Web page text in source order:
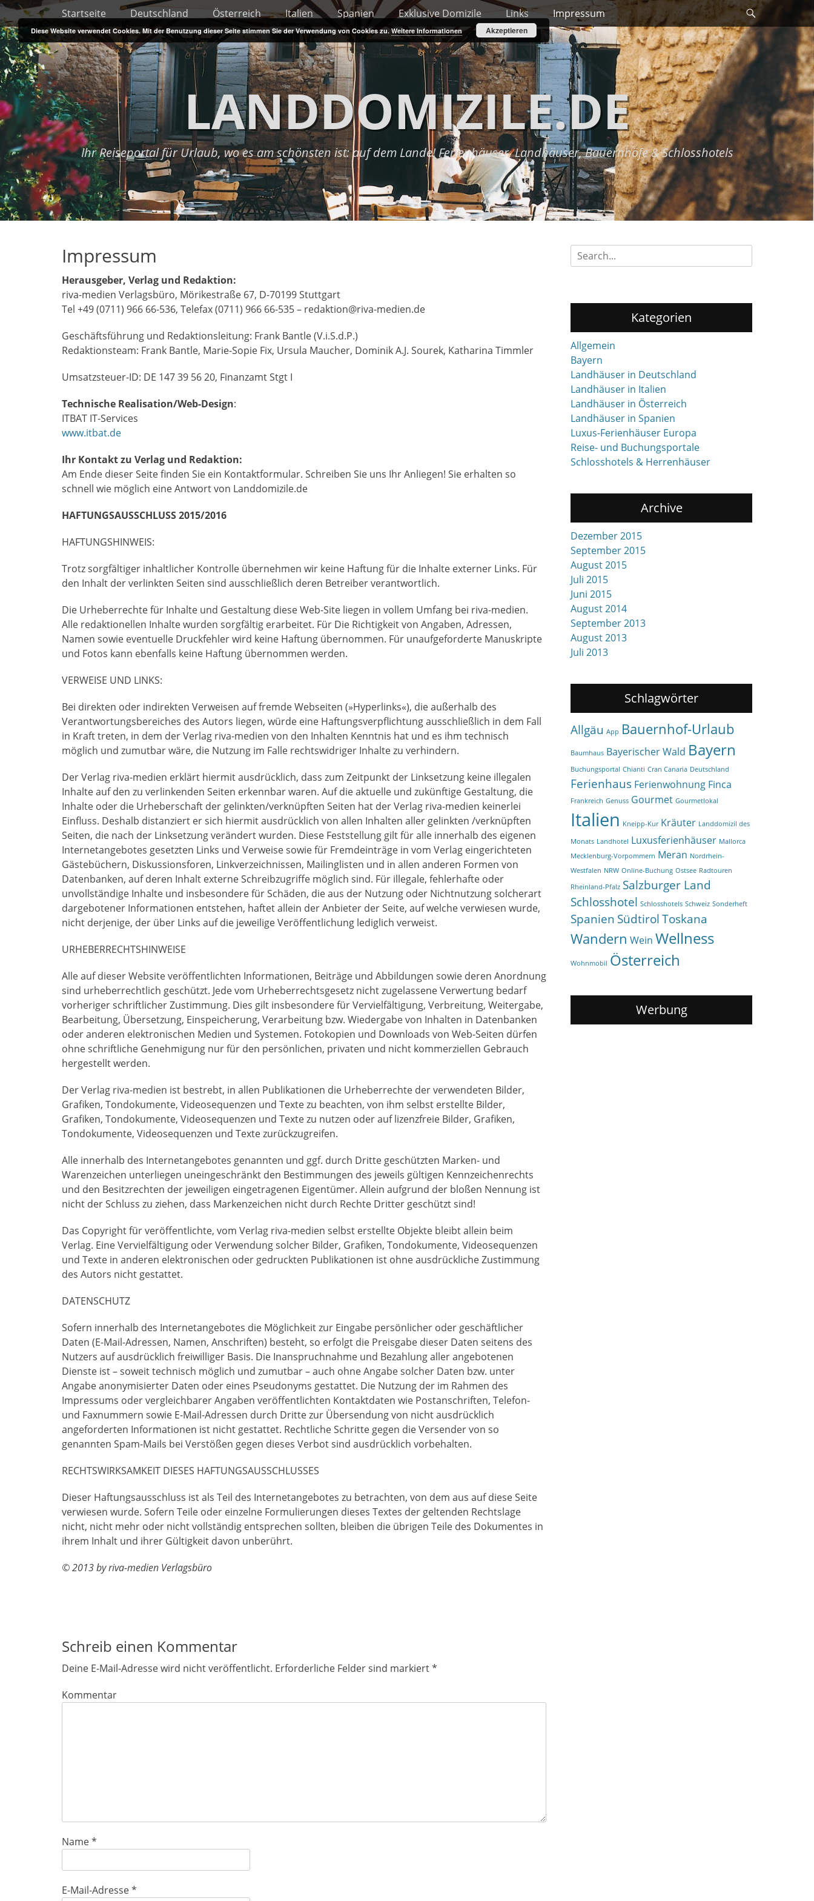
Skip
to
content
Primary Menu
Startseite Deutschland Österreich Italien Spanien Exklusive Domizile Links Impressum
Search
LANDDOMIZILE.DE
Ihr Reiseportal für Urlaub, wo es am schönsten ist: auf dem Lande! Ferienhäuser, Landhäuser, Bauernhöfe & Schlosshotels
Impressum
Herausgeber, Verlag und Redaktion:
riva-medien Verlagsbüro, Mörikestraße 67, D-70199 Stuttgart
Tel +49 (0711) 966 66-536, Telefax (0711) 966 66-535 – redaktion@riva-medien.de
Geschäftsführung und Redaktionsleitung: Frank Bantle (V.i.S.d.P.)
Redaktionsteam: Frank Bantle, Marie-Sopie Fix, Ursula Maucher, Dominik A.J. Sourek, Katharina Timmler
Umsatzsteuer-ID: DE 147 39 56 20, Finanzamt Stgt I
Technische Realisation/Web-Design:
ITBAT IT-Services
www.itbat.de
Ihr Kontakt zu Verlag und Redaktion:
Am Ende dieser Seite finden Sie ein Kontaktformular. Schreiben Sie uns Ihr Anliegen! Sie erhalten so
schnell wie möglich eine Antwort von Landdomizile.de
HAFTUNGSAUSSCHLUSS 2015/2016
HAFTUNGSHINWEIS:
Trotz sorgfältiger inhaltlicher Kontrolle übernehmen wir keine Haftung für die Inhalte externer Links. Für
den Inhalt der verlinkten Seiten sind ausschließlich deren Betreiber verantwortlich.
Die Urheberrechte für Inhalte und Gestaltung diese Web-Site liegen in vollem Umfang bei riva-medien.
Alle redaktionellen Inhalte wurden sorgfältig erarbeitet. Für Die Richtigkeit von Angaben, Adressen,
Namen sowie eventuelle Druckfehler wird keine Haftung übernommen. Für unaufgeforderte Manuskripte
und Fotos kann ebenfalls keine Haftung übernommen werden.
VERWEISE UND LINKS:
Bei direkten oder indirekten Verweisen auf fremde Webseiten (»Hyperlinks«), die außerhalb des
Verantwortungsbereiches des Autors liegen, würde eine Haftungsverpflichtung ausschließlich in dem Fall
in Kraft treten, in dem der Verlag riva-medien von den Inhalten Kenntnis hat und es ihm technisch
möglich und zumutbar wäre, die Nutzung im Falle rechtswidriger Inhalte zu verhindern.
Der Verlag riva-medien erklärt hiermit ausdrücklich, dass zum Zeitpunkt der Linksetzung keine illegalen
Inhalte auf den zu verlinkenden Seiten erkennbar waren. Auf die aktuelle und zukünftige Gestaltung, die
Inhalte oder die Urheberschaft der gelinkten/verknüpften Seiten hat der Verlag riva-medien keinerlei
Einfluss. Deshalb distanziert er sich hiermit ausdrücklich von allen Inhalten aller gelinkten /verknüpften
Seiten, die nach der Linksetzung verändert wurden. Diese Feststellung gilt für alle innerhalb des eigenen
Internetangebotes gesetzten Links und Verweise sowie für Fremdeinträge in vom Verlag eingerichteten
Gästebüchern, Diskussionsforen, Linkverzeichnissen, Mailinglisten und in allen anderen Formen von
Datenbanken, auf deren Inhalt externe Schreibzugriffe möglich sind. Für illegale, fehlerhafte oder
unvollständige Inhalte und insbesondere für Schäden, die aus der Nutzung oder Nichtnutzung solcherart
dargebotener Informationen entstehen, haftet allein der Anbieter der Seite, auf welche verwiesen wurde,
nicht derjenige, der über Links auf die jeweilige Veröffentlichung lediglich verweist.
URHEBERRECHTSHINWEISE
Alle auf dieser Website veröffentlichten Informationen, Beiträge und Abbildungen sowie deren Anordnung
sind urheberrechtlich geschützt. Jede vom Urheberrechtsgesetz nicht zugelassene Verwertung bedarf
vorheriger schriftlicher Zustimmung. Dies gilt insbesondere für Vervielfältigung, Verbreitung, Weitergabe,
Bearbeitung, Übersetzung, Einspeicherung, Verarbeitung bzw. Wiedergabe von Inhalten in Datenbanken
oder anderen elektronischen Medien und Systemen. Fotokopien und Downloads von Web-Seiten dürfen
ohne schriftliche Genehmigung nur für den persönlichen, privaten und nicht kommerziellen Gebrauch
hergestellt werden.
Der Verlag riva-medien ist bestrebt, in allen Publikationen die Urheberrechte der verwendeten Bilder,
Grafiken, Tondokumente, Videosequenzen und Texte zu beachten, von ihm selbst erstellte Bilder,
Grafiken, Tondokumente, Videosequenzen und Texte zu nutzen oder auf lizenzfreie Bilder, Grafiken,
Tondokumente, Videosequenzen und Texte zurückzugreifen.
Alle innerhalb des Internetangebotes genannten und ggf. durch Dritte geschützten Marken- und
Warenzeichen unterliegen uneingeschränkt den Bestimmungen des jeweils gültigen Kennzeichenrechts
und den Besitzrechten der jeweiligen eingetragenen Eigentümer. Allein aufgrund der bloßen Nennung ist
nicht der Schluss zu ziehen, dass Markenzeichen nicht durch Rechte Dritter geschützt sind!
Das Copyright für veröffentlichte, vom Verlag riva-medien selbst erstellte Objekte bleibt allein beim
Verlag. Eine Vervielfältigung oder Verwendung solcher Bilder, Grafiken, Tondokumente, Videosequenzen
und Texte in anderen elektronischen oder gedruckten Publikationen ist ohne ausdrückliche Zustimmung
des Autors nicht gestattet.
DATENSCHUTZ
Sofern innerhalb des Internetangebotes die Möglichkeit zur Eingabe persönlicher oder geschäftlicher
Daten (E-Mail-Adressen, Namen, Anschriften) besteht, so erfolgt die Preisgabe dieser Daten seitens des
Nutzers auf ausdrücklich freiwilliger Basis. Die Inanspruchnahme und Bezahlung aller angebotenen
Dienste ist – soweit technisch möglich und zumutbar – auch ohne Angabe solcher Daten bzw. unter
Angabe anonymisierter Daten oder eines Pseudonyms gestattet. Die Nutzung der im Rahmen des
Impressums oder vergleichbarer Angaben veröffentlichten Kontaktdaten wie Postanschriften, Telefon-
und Faxnummern sowie E-Mail-Adressen durch Dritte zur Übersendung von nicht ausdrücklich
angeforderten Informationen ist nicht gestattet. Rechtliche Schritte gegen die Versender von so
genannten Spam-Mails bei Verstößen gegen dieses Verbot sind ausdrücklich vorbehalten.
RECHTSWIRKSAMKEIT DIESES HAFTUNGSAUSSCHLUSSES
Dieser Haftungsausschluss ist als Teil des Internetangebotes zu betrachten, von dem aus auf diese Seite
verwiesen wurde. Sofern Teile oder einzelne Formulierungen dieses Textes der geltenden Rechtslage
nicht, nicht mehr oder nicht vollständig entsprechen sollten, bleiben die übrigen Teile des Dokumentes in
ihrem Inhalt und ihrer Gültigkeit davon unberührt.
© 2013 by riva-medien Verlagsbüro
Schreib einen Kommentar
Deine E-Mail-Adresse wird nicht veröffentlicht. Erforderliche Felder sind markiert*
Kommentar
Name*
E-Mail-Adresse*
Search
for:
Kategorien
Allgemein
Bayern
Landhäuser in Deutschland
Landhäuser in Italien
Landhäuser in Österreich
Landhäuser in Spanien
Luxus-Ferienhäuser Europa
Reise- und Buchungsportale
Schlosshotels & Herrenhäuser
Archive
Dezember 2015
September 2015
August 2015
Juli 2015
Juni 2015
August 2014
September 2013
August 2013
Juli 2013
Schlagwörter
Allgäu App Bauernhof-Urlaub
Baumhaus Bayerischer Wald Bayern
Buchungsportal Chianti Cran Canaria Deutschland
Ferienhaus Ferienwohnung Finca
Frankreich Genuss Gourmet Gourmetlokal
Italien Kneipp-Kur Kräuter Landdomizil des
Monats Landhotel Luxusferienhäuser Mallorca
Mecklenburg-Vorpommern Meran Nordrhein-
Westfalen NRW Online-Buchung Ostsee Radtouren
Rheinland-Pfalz Salzburger Land
Schlosshotel Schlosshotels Schweiz Sonderheft
Spanien SüdtirolToskana
Wandern Wein Wellness
Wohnmobil Österreich
Werbung
Diese Website verwendet Cookies. Mit der Benutzung dieser Seite stimmen Sie der Verwendung von Cookies zu.Weitere Informationen Akzeptieren